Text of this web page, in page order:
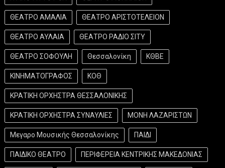
ΘΕΑΤΡΟ ΑΜΑΛΙΑ ΘΕΑΤΡΟ ΑΡΙΣΤΟΤΕΛΕΙΟΝ
ΘΕΑΤΡΟ ΑΥΛΑΙΑ ΘΕΑΤΡΟ ΡΑΔΙΟ ΣΙΤΥ
ΘΕΑΤΡΟ ΣΟΦΟΥΛΗ Θεσσαλονίκη ΚΘΒΕ
ΚΙΝΗΜΑΤΟΓΡΑΦΟΣ ΚΟΘ
ΚΡΑΤΙΚΗ ΟΡΧΗΣΤΡΑ ΘΕΣΣΑΛΟΝΙΚΗΣ
ΚΡΑΤΙΚΗ ΟΡΧΗΣΤΡΑ ΣΥΝΑΥΛΙΕΣ ΜΟΝΗ ΛΑΖΑΡΙΣΤΩΝ
Μεγαρο Μουσικής Θεσσαλονίκης ΠΑΙΔΙ
ΠΑΙΔΙΚΟ ΘΕΑΤΡΟ ΠΕΡΙΦΕΡΕΙΑ ΚΕΝΤΡΙΚΗΣ ΜΑΚΕΔΟΝΙΑΣ